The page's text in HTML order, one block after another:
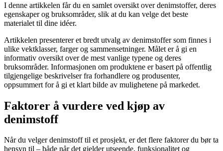
I denne artikkelen får du en samlet oversikt over denimstoffer, deres
egenskaper og bruksområder, slik at du kan velge det beste
materialet til dine idéer.
Artikkelen presenterer et bredt utvalg av denimstoffer som finnes i
ulike vektklasser, farger og sammensetninger. Målet er å gi en
informativ oversikt over de mest vanlige typene og deres
bruksområder. Informasjonen om produktene er basert på offentlig
tilgjengelige beskrivelser fra forhandlere og produsenter,
oppsummert for å gi et klart bilde av mulighetene på markedet.
Faktorer å vurdere ved kjøp av
denimstoff
Når du velger denimstoff til et prosjekt, er det flere faktorer du bør ta
hensyn til – både når det gjelder utseende, funksjonalitet og